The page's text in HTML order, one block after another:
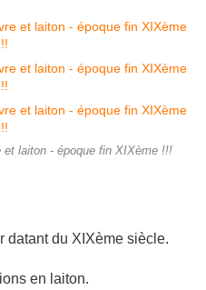
laiton - époque fin XIXème !!!
datant du XIXème siècle.
en laiton.